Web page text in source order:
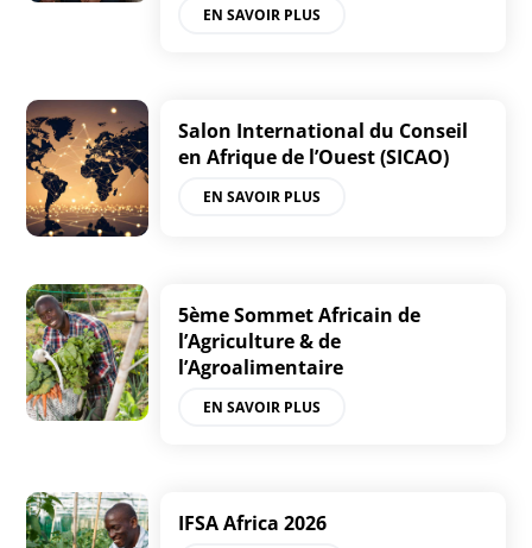
EN SAVOIR PLUS
Salon International du Conseil
en Afrique de l’Ouest (SICAO)
EN SAVOIR PLUS
5ème Sommet Africain de
l’Agriculture & de
l’Agroalimentaire
EN SAVOIR PLUS
IFSA Africa 2026